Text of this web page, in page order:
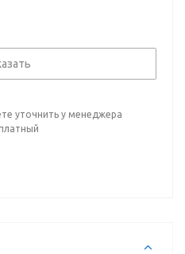
уточнить у менеджера